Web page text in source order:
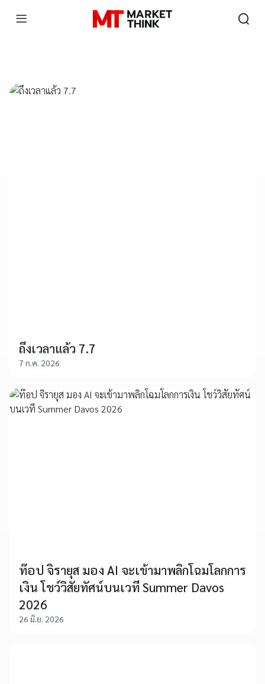
OTHERS
ถึงเวลาแล้ว 7.7
7 ก.ค. 2026
ท๊อป จิรายุส มอง AI จะเข้ามาพลิกโฉมโลกการ
เงิน โชว์วิสัยทัศน์บนเวที Summer Davos
2026
26 มิ.ย. 2026